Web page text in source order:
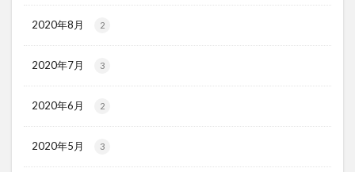
2020年8月 2
2020年7月 3
2020年6月 2
2020年5月 3